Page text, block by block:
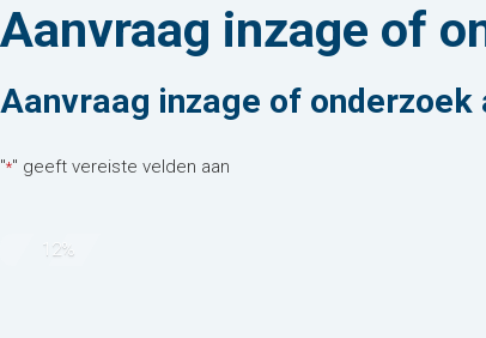
Aanvraag inzage of
Aanvraag inzage of onderzoek
"*" geeft vereiste velden aan
12%